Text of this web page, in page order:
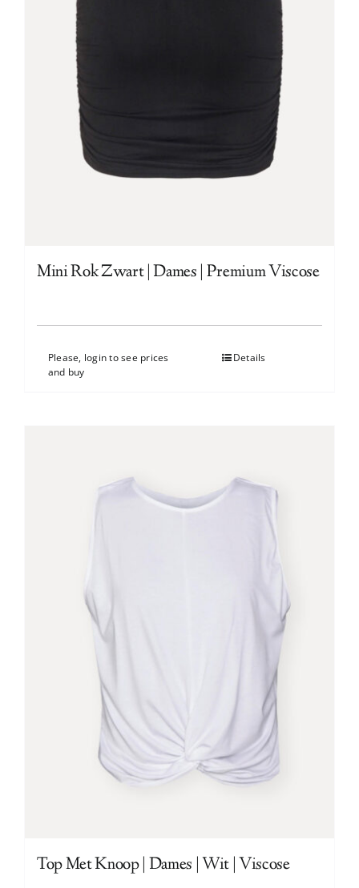
Mini Rok Zwart | Dames | Premium Viscose
Please, login to see prices
and buy
Details
Top Met Knoop | Dames | Wit | Viscose